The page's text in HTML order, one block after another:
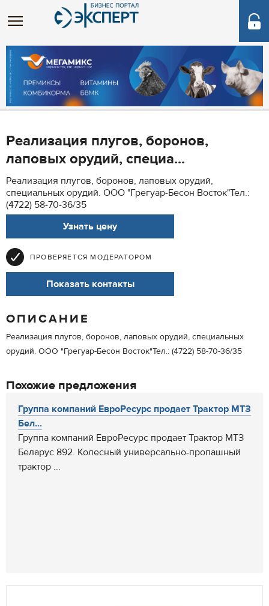
Реализация плугов, боронов,
лаповых орудий, специа...
Реализация плугов, боронов, лаповых орудий,
специальных орудий. ООО "Грегуар-Бесон Восток"Тел.:
(4722) 58-70-36/35
Узнать цену
ПРОВЕРЯЕТСЯ МОДЕРАТОРОМ
Показать контакты
ОПИСАНИЕ
Реализация плугов, боронов, лаповых орудий, специальных
орудий. ООО "Грегуар-Бесон Восток"Тел.: (4722) 58-70-36/35
Похожие предложения
Группа компаний ЕвроРесурс продает Трактор МТЗ
Бел...
Группа компаний ЕвроРесурс продает Трактор МТЗ
Беларус 892. Колесный универсально-пропашный
трактор ...